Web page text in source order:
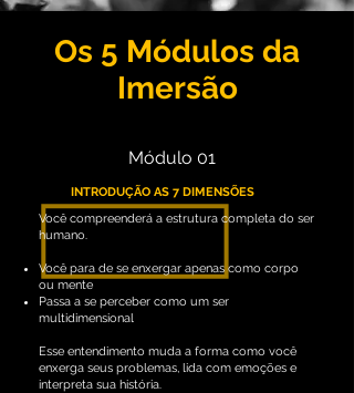
Os 5 Módulos da
Imersão
Módulo 01
INTRODUÇÃO AS 7 DIMENSÕES
Você compreenderá a estrutura completa do ser
humano.
Você para de se enxergar apenas como corpo
ou mente
Passa a se perceber como um ser
multidimensional
Esse entendimento muda a forma como você
enxerga seus problemas, lida com emoções e
interpreta sua história.